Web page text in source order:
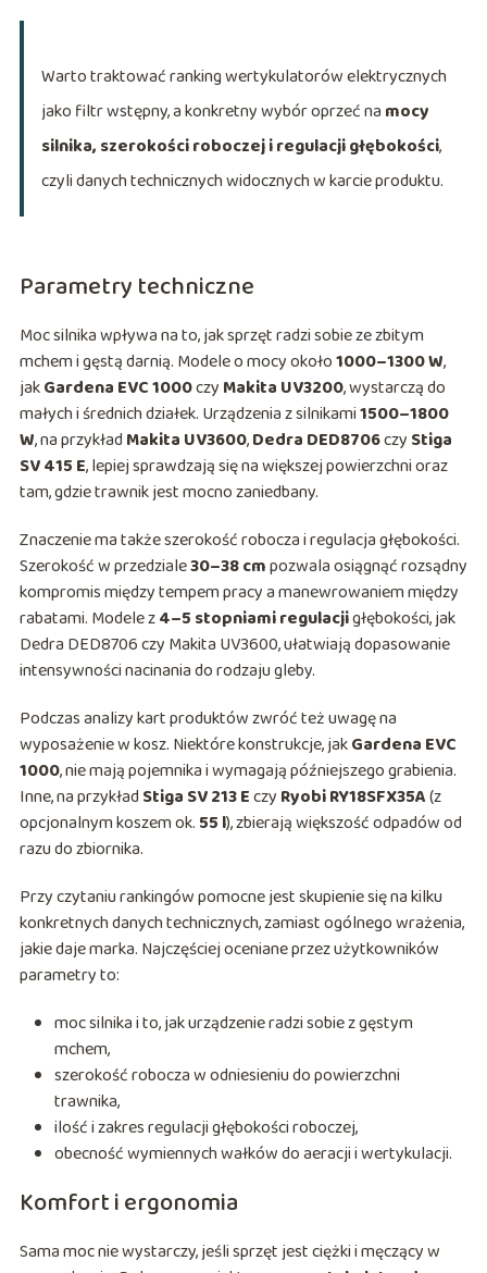
Warto traktować ranking wertykulatorów elektrycznych
jako filtr wstępny, a konkretny wybór oprzeć na mocy
silnika, szerokości roboczej i regulacji głębokości,
czyli danych technicznych widocznych w karcie produktu.
Parametry techniczne
Moc silnika wpływa na to, jak sprzęt radzi sobie ze zbitym
mchem i gęstą darnią. Modele o mocy około1000–1300 W,
jakGardena EVC 1000czy Makita UV3200, wystarczą do
małych i średnich działek. Urządzenia z silnikami1500–1800
W, na przykład Makita UV3600,Dedra DED8706czy Stiga
SV 415 E, lepiej sprawdzają się na większej powierzchni oraz
tam, gdzie trawnik jest mocno zaniedbany.
Znaczenie ma także szerokość robocza i regulacja głębokości.
Szerokość w przedziale30–38 cmpozwala osiągnąć rozsądny
kompromis między tempem pracy a manewrowaniem między
rabatami. Modele z4–5 stopniami regulacjigłębokości, jak
Dedra DED8706 czy Makita UV3600, ułatwiają dopasowanie
intensywności nacinania do rodzaju gleby.
Podczas analizy kart produktów zwróć też uwagę na
wyposażenie w kosz. Niektóre konstrukcje, jakGardena EVC
1000, nie mają pojemnika i wymagają późniejszego grabienia.
Inne, na przykład Stiga SV 213 Eczy Ryobi RY18SFX35A(z
opcjonalnym koszem ok. 55 l), zbierają większość odpadów od
razu do zbiornika.
Przy czytaniu rankingów pomocne jest skupienie się na kilku
konkretnych danych technicznych, zamiast ogólnego wrażenia,
jakie daje marka. Najczęściej oceniane przez użytkowników
parametry to:
moc silnika i to, jak urządzenie radzi sobie z gęstym
mchem,
szerokość robocza w odniesieniu do powierzchni
trawnika,
ilość i zakres regulacji głębokości roboczej,
obecność wymiennych wałków do aeracji i wertykulacji.
Komfort i ergonomia
Sama moc nie wystarczy, jeśli sprzęt jest ciężki i męczący w